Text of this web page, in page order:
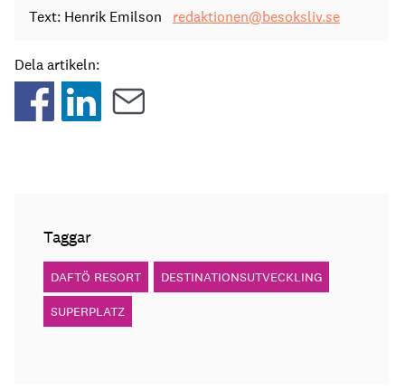
Text: Henrik Emilson redaktionen@besoksliv.se
Dela artikeln:
Taggar
DAFTÖ RESORT DESTINATIONSUTVECKLING
SUPERPLATZ